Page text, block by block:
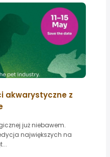
akwarystyczne z
już niebawem.
największych na